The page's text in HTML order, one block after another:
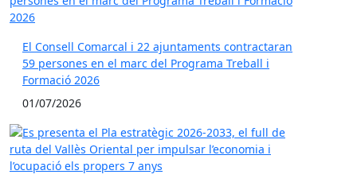
El Consell Comarcal i 22 ajuntaments contractaran
59 persones en el marc del Programa Treball i
Formació 2026
01/07/2026